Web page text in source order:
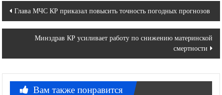
Навигация
по
записям
Глава МЧС КР приказал повысить точность погодных прогнозов
Минздрав КР усиливает работу по снижению материнской
смертности
Вам также понравится